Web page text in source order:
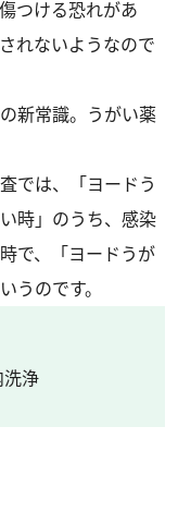
つける恐れがあ
れないようなので
新常識。うがい薬
では、「ヨードう
時」のうち、感染
で、「ヨードうが
うのです。
浄